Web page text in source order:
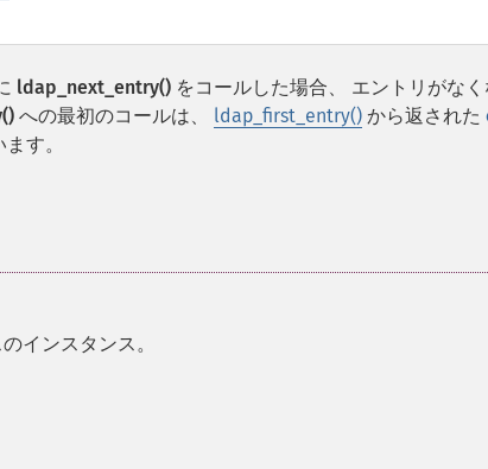
ldap_next_entry() をコールした場合、 エントリがなく
への最初のコールは、 ldap_first_entry() から返された
す。
インスタンス。